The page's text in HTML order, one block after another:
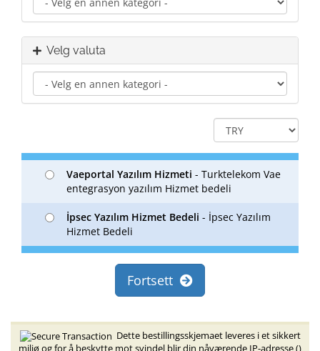
Velg valuta
Vaeportal Yazılım Hizmeti - Turktelekom Vae
entegrasyon yazılım Hizmet bedeli
İpsec Yazılım Hizmet Bedeli - İpsec Yazılım
Hizmet Bedeli
Fortsett
Dette bestillingsskjemaet leveres i et sikkert